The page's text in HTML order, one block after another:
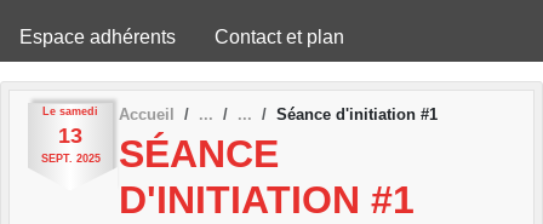
Espace adhérents Contact et plan
Le samedi
13
SEPT. 2025
Accueil Séance d'initiation #1
SÉANCE
D'INITIATION #1